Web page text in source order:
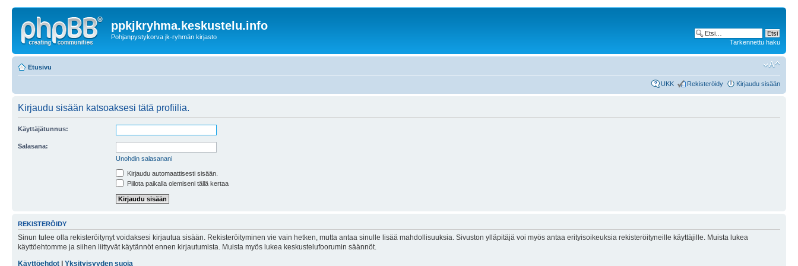
ppkjkryhma.keskustelu.info
Pohjanpystykorva jk-ryhmän kirjasto
Tarkennettu haku
Etusivu
UKK Rekisteröidy Kirjaudu sisään
Kirjaudu sisään katsoaksesi tätä profiilia.
Käyttäjätunnus:
Salasana:
Unohdin salasanani
Kirjaudu automaattisesti sisään.
Piilota paikalla olemiseni tällä kertaa
REKISTERÖIDY
Sinun tulee olla rekisteröitynyt voidaksesi kirjautua sisään. Rekisteröityminen vie vain hetken, mutta antaa sinulle lisää mahdollisuuksia. Sivuston ylläpitäjä voi myös antaa erityisoikeuksia rekisteröityneille käyttäjille. Muista lukea
käyttöehtomme ja siihen liittyvät käytännöt ennen kirjautumista. Muista myös lukea keskustelufoorumin säännöt.
Käyttöehdot
Yksityisyyden suoja